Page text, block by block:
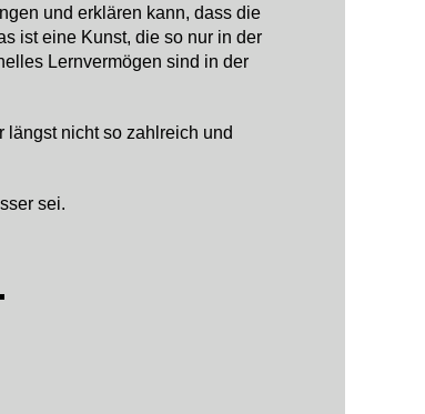
und erklären kann, dass die
ist eine Kunst, die so nur in der
Lernvermögen sind in der
nicht so zahlreich und
sei.